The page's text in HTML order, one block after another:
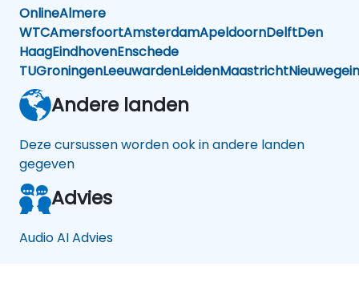
OnlineAlmere
WTCAmersfoortAmsterdamApeldoornDelftDen
HaagEindhovenEnschede
TUGroningenLeeuwardenLeidenMaastrichtNieuwegein
Andere landen
Deze cursussen worden ook in andere landen
gegeven
Advies
Audio AI Advies